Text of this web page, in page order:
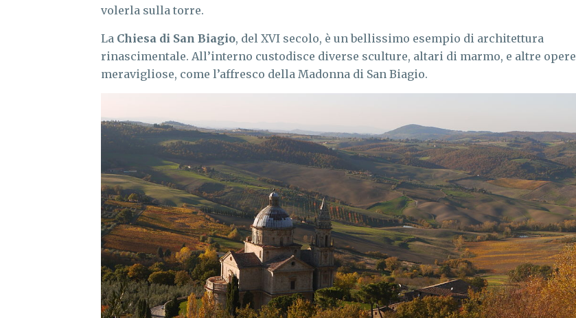
volerla sulla torre.
La Chiesa di San Biagio, del XVI secolo, è un bellissimo esempio di architettura
rinascimentale. All’interno custodisce diverse sculture, altari di marmo, e altre opere
meravigliose, come l’affresco della Madonna di San Biagio.